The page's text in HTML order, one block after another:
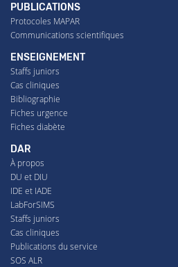
PUBLICATIONS
Protocoles MAPAR
Communications scientifiques
ENSEIGNEMENT
Staffs juniors
Cas cliniques
Bibliographie
Fiches urgence
Fiches diabète
DAR
À propos
DU et DIU
IDE et IADE
LabForSIMS
Staffs juniors
Cas cliniques
Publications du service
SOS ALR